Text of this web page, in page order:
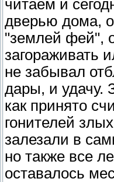
читаем и
дверью дома,
"землей фей",
загораживать
не забывал
дары, и удачу.
как принято
гонителей
залезали в
но также все
оставалось